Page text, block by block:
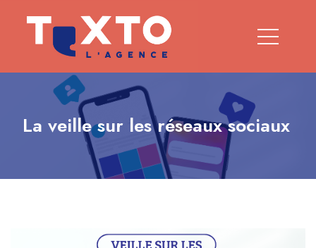
La veille sur les réseaux sociaux